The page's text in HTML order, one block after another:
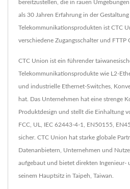
bereitzustellen, die in rauen
als 30 Jahren Erfahrung in der Gestaltung
Telekommunikationsprodukten ist CTC
verschiedene Zugangsschalter und FTTP
CTC Union ist ein führender
Telekommunikationsprodukte wie L2-
und industrielle Ethernet-Switches,
hat. Das Unternehmen hat eine strenge
Produktdesign und stellt die Einhaltung
FCC, UL, IEC 62443-4-1, EN50155,
sicher. CTC Union hat starke globale
Datenanbietern, Unternehmen und
aufgebaut und bietet direkten Ingenieur-
seinem Hauptsitz in Taipeh, Taiwan.